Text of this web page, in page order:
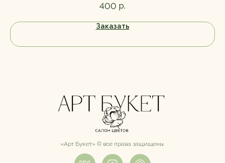
400 р.
Заказать
«Арт Букет» ©️ все права защищены.